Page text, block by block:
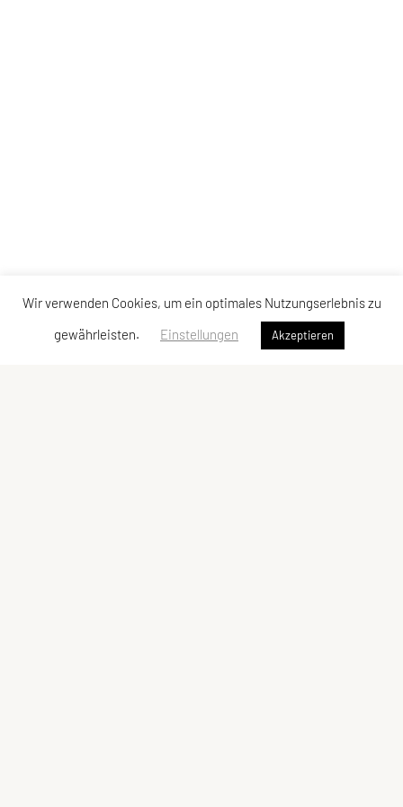
Wir verwenden Cookies, um ein optimales Nutzungserlebnis zu
gewährleisten.
Einstellungen Akzeptieren